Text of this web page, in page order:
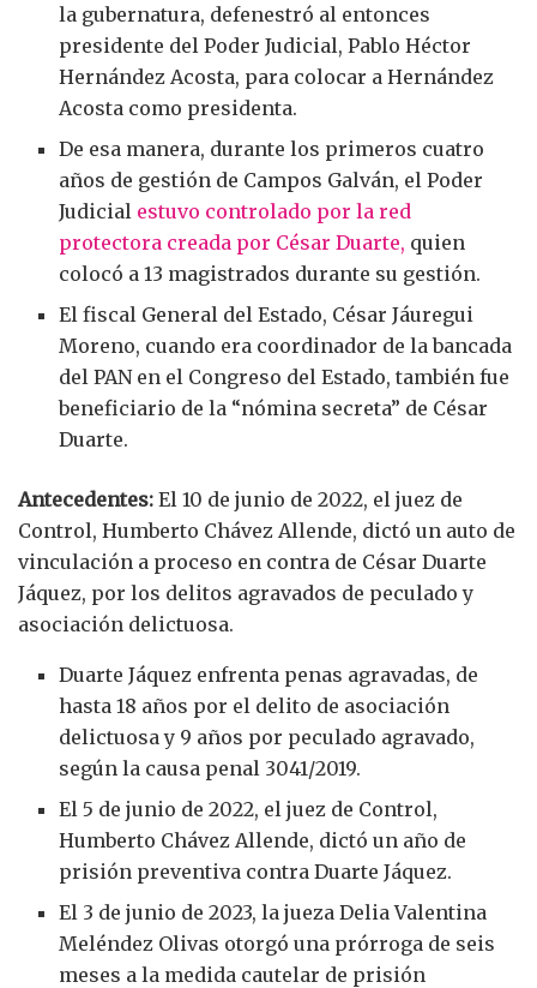
la gubernatura, defenestró al entonces
presidente del Poder Judicial, Pablo Héctor
Hernández Acosta, para colocar a Hernández
Acosta como presidenta.
De esa manera, durante los primeros cuatro
años de gestión de Campos Galván, el Poder
Judicial estuvo controlado por la red
protectora creada por César Duarte, quien
colocó a 13 magistrados durante su gestión.
El fiscal General del Estado, César Jáuregui
Moreno, cuando era coordinador de la bancada
del PAN en el Congreso del Estado, también fue
beneficiario de la “nómina secreta” de César
Duarte.
Antecedentes: El 10 de junio de 2022, el juez de
Control, Humberto Chávez Allende, dictó un auto de
vinculación a proceso en contra de César Duarte
Jáquez, por los delitos agravados de peculado y
asociación delictuosa.
Duarte Jáquez enfrenta penas agravadas, de
hasta 18 años por el delito de asociación
delictuosa y 9 años por peculado agravado,
según la causa penal 3041/2019.
El 5 de junio de 2022, el juez de Control,
Humberto Chávez Allende, dictó un año de
prisión preventiva contra Duarte Jáquez.
El 3 de junio de 2023, la jueza Delia Valentina
Meléndez Olivas otorgó una prórroga de seis
meses a la medida cautelar de prisión